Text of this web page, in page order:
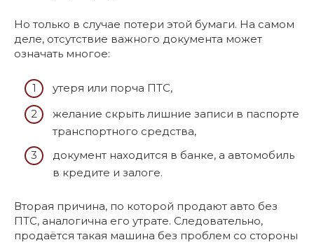
Но только в случае потери этой бумаги. На самом
деле, отсутствие важного документа может
означать многое:
утеря или порча ПТС,
желание скрыть лишние записи в паспорте
транспортного средства,
документ находится в банке, а автомобиль
в кредите и залоге.
Вторая причина, по которой продают авто без
ПТС, аналогична его утрате. Следовательно,
продаётся такая машина без проблем со стороны